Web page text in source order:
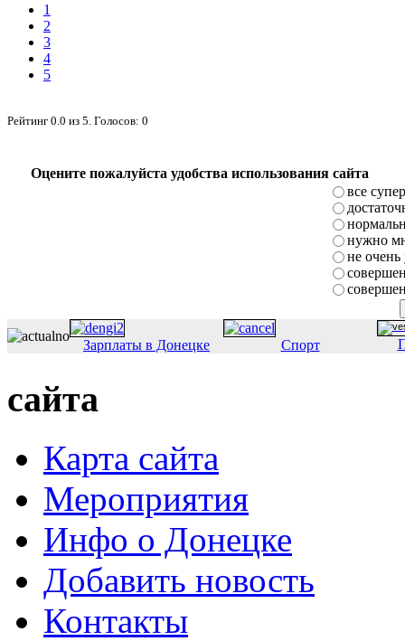
1
2
3
4
5
Рейтинг 0.0 из 5 . Голосов: 0
Оцените пожалуйста удобства использования сайта
все супер
нужно
не очень
Зарплаты в Донецке Спорт
сайта
Карта сайта
Мероприятия
Инфо о Донецке
Добавить новость
Контакты